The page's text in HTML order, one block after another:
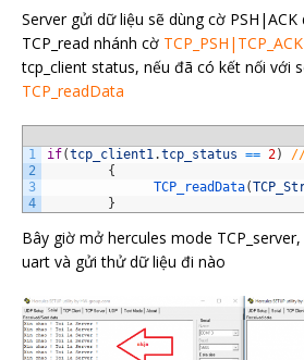
Server gửi dữ liệu sẽ dùng cờ
TCP_read nhánh cờ TCP_PSH|TCP_ACK
tcp_client status, nếu đã có kết nối với
TCP_readData
1
2
3
4
if(tcp_client1.tcp_status == 2)
{
TCP_readData(
}
Bây giờ mở hercules mode
uart và gửi thử dữ liệu đi nào